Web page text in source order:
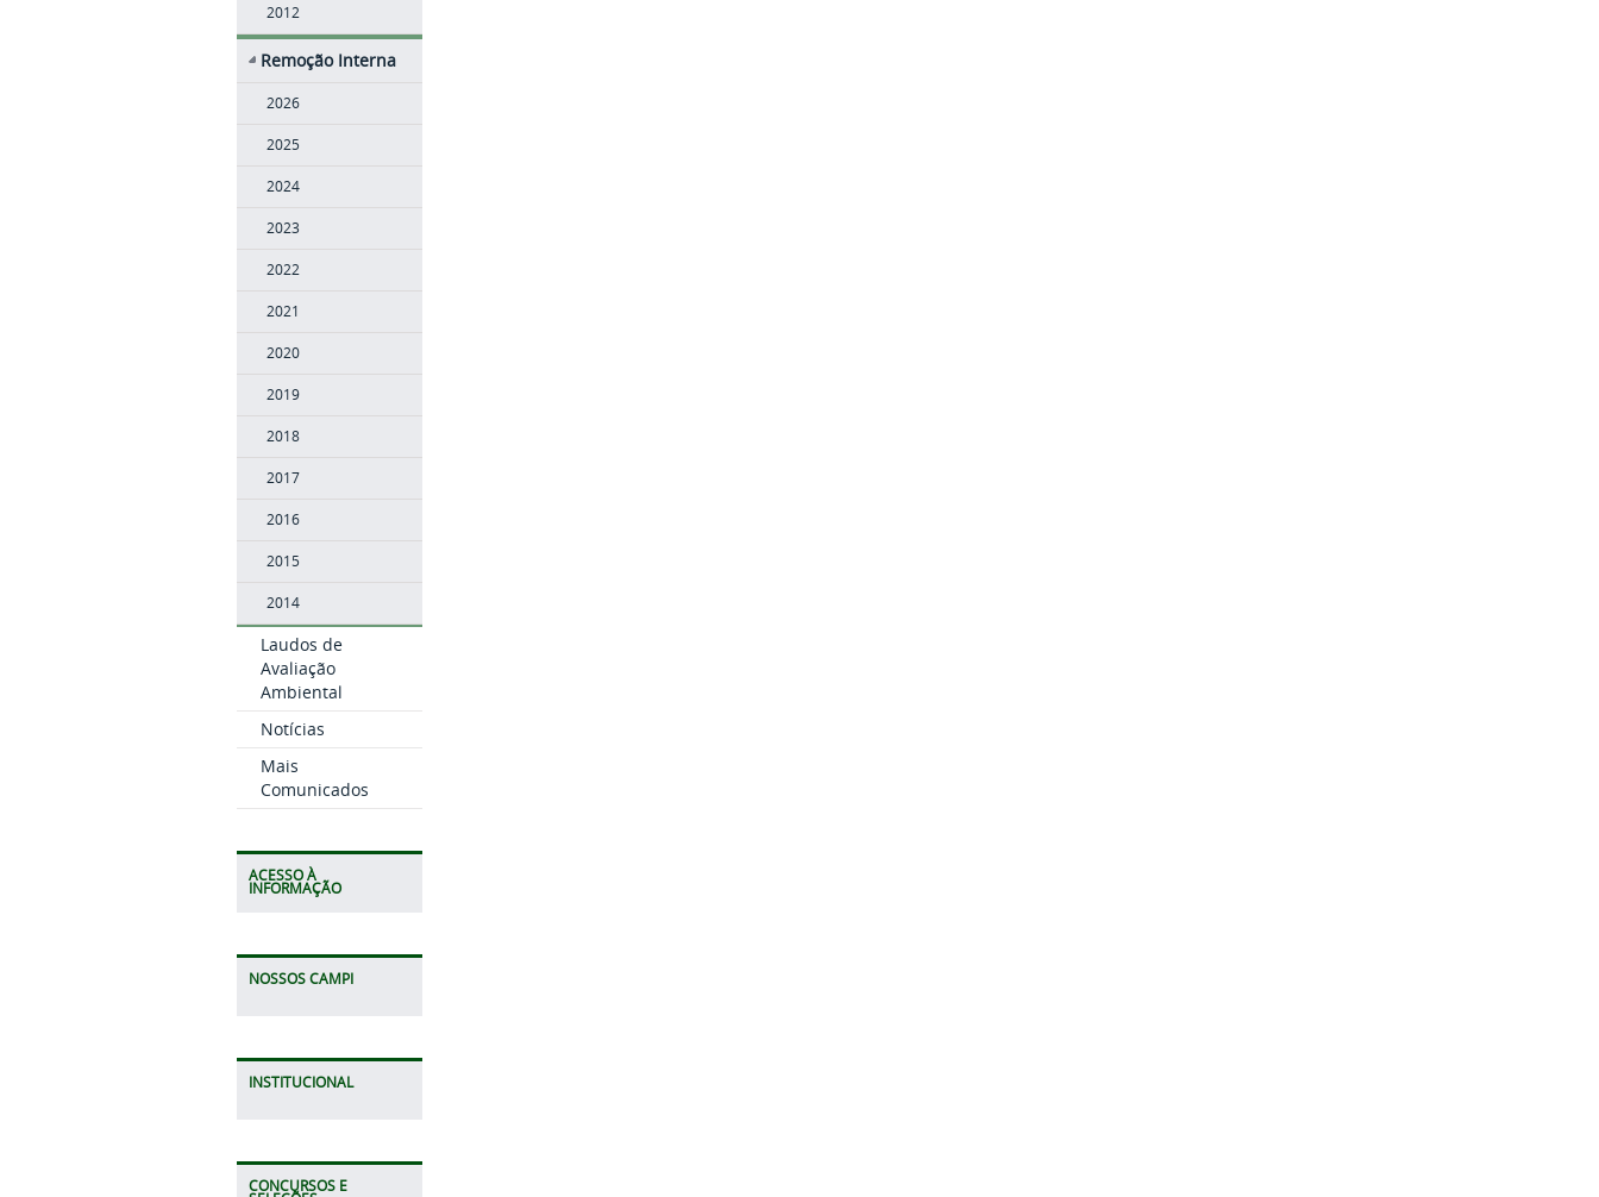
2012
Remoção Interna
2026
2025
2024
2023
2022
2021
2020
2019
2018
2017
2016
2015
2014
Laudos de
Avaliação
Ambiental
Notícias
Mais
Comunicados
ACESSO À
INFORMAÇÃO
NOSSOS CAMPI
INSTITUCIONAL
CONCURSOS E